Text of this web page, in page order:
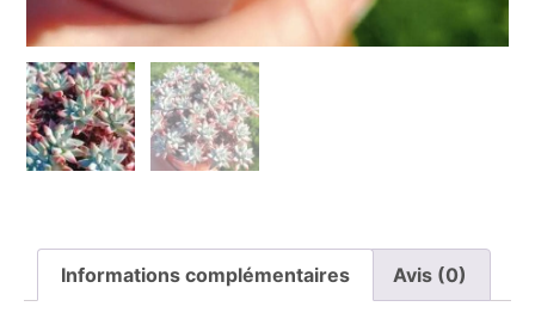
Informations complémentaires Avis (0)